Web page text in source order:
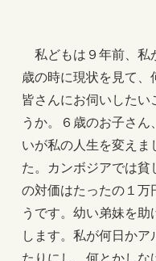
私どもは９年前、私
歳の時に現状を見て
皆さんにお伺いした
うか。６歳のお子さ
いが私の人生を変え
た。カンボジアでは
の対価はたったの１万
うです。幼い弟妹を
します。私が何日か
たりにし、何とかしな